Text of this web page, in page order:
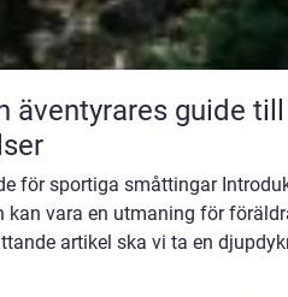
guide till
för sportiga småttingar
vara en utmaning för
artikel ska vi ta en